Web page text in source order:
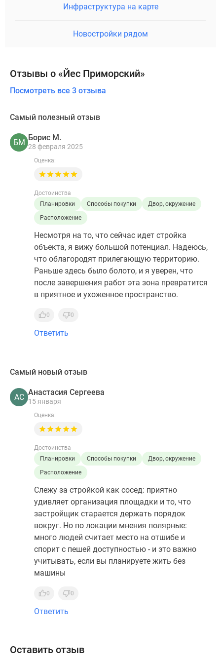
Инфраструктура на карте
Новостройки рядом
Отзывы о «Йес Приморский»
Посмотреть все 3 отзыва
Самый полезный отзыв
БМ
Борис М.
28 февраля 2025
Оценка:
Достоинства
Планировки
Способы покупки
Двор, окружение
Расположение
Несмотря на то, что сейчас идет стройка
объекта, я вижу большой потенциал. Надеюсь,
что облагородят прилегающую территорию.
Раньше здесь было болото, и я уверен, что
после завершения работ эта зона превратится
в приятное и ухоженное пространство.
0 0
Ответить
Самый новый отзыв
АС
Анастасия Сергеева
15 января
Оценка:
Достоинства
Планировки
Способы покупки
Двор, окружение
Расположение
Слежу за стройкой как сосед: приятно
удивляет организация площадки и то, что
застройщик старается держать порядок
вокруг. Но по локации мнения полярные:
много людей считает место на отшибе и
спорит с пешей доступностью - и это важно
учитывать, если вы планируете жить без
машины
0 0
Ответить
Оставить отзыв